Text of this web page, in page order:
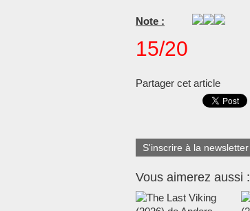
Note :
15/20
Partager cet article
S'inscrire à la newsletter
Vous aimerez aussi :